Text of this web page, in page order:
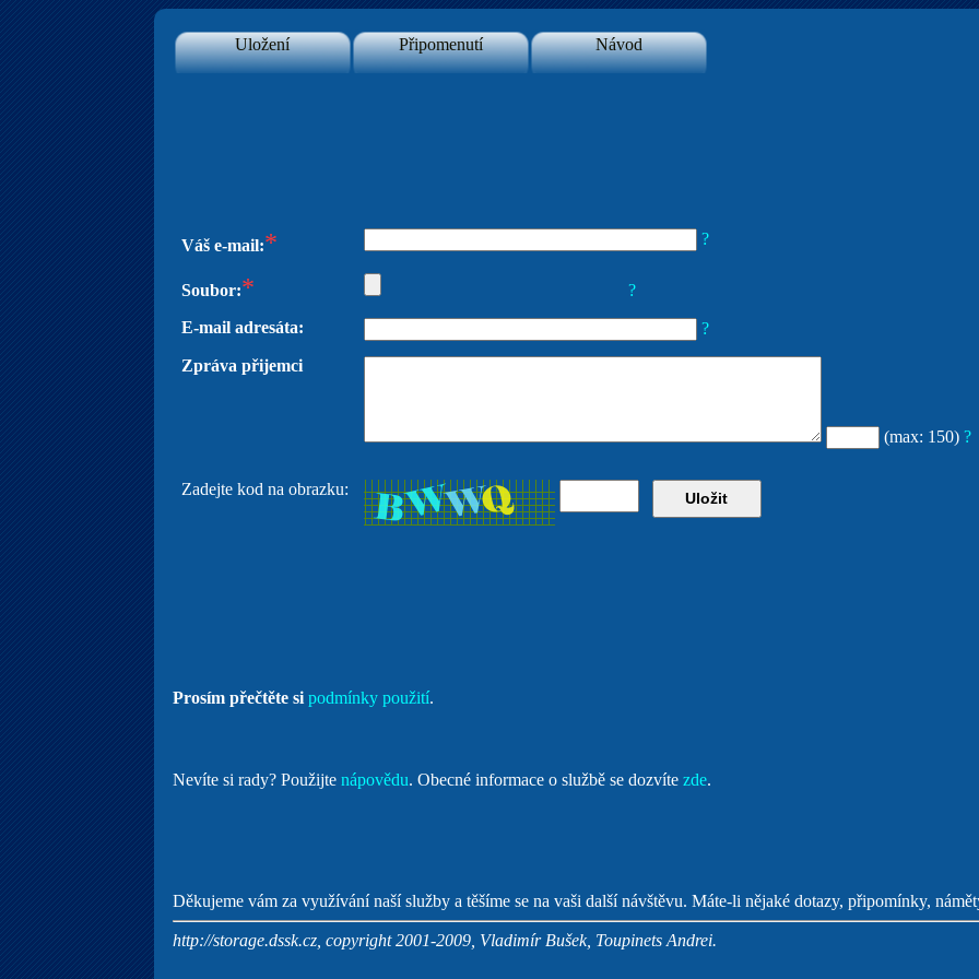
Uložení Připomenutí Návod
Váš e-mail:* ?
Soubor:*
?
E-mail adresáta:
?
Zpráva přijemci
(max: 150) ?
Zadejte kod na obrazku:
Prosím přečtěte si podmínky použití.
Nevíte si rady? Použijte nápovědu. Obecné informace o službě se dozvíte zde.
Děkujeme vám za využívání naší služby a těšíme se na vaši další návštěvu. Máte-li nějaké dotazy, připomínky,
http://storage.dssk.cz, copyright 2001-2009, Vladimír Bušek, Toupinets Andrei.